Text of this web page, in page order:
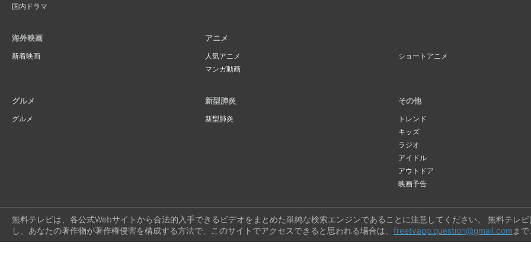
国内ドラマ
海外映画
新着映画
アニメ
人気アニメ
ショートアニメ
マンガ動画
グルメ
グルメ
新型肺炎
新型肺炎
その他
トレンド
キッズ
ラジオ
アイドル
アウトドア
映画予告
無料テレビは、各公式Webサイトから合法的入手できるビデオをまとめた単純な検索エンジンであることに注意してください。 無料テレ
し、あなたの著作物が著作権侵害を構成する方法で、このサイトでアクセスできると思われる場合は、 freetvapp.question@gmail.com ま